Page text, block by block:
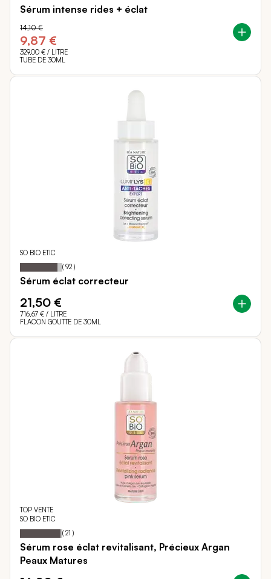
Sérum intense rides + éclat
9,87 €
14,10 €
329,00 € / LITRE
TUBE DE 30ML
SO BIO ETIC
Notation: 89
% of
( 92 )
Sérum éclat correcteur
21,50 €
716,67 € / LITRE
FLACON GOUTTE DE 30ML
TOP VENTE
SO BIO ETIC
Notation: 96
% of
( 21 )
Sérum rose éclat revitalisant, Précieux Argan
Peaux Matures